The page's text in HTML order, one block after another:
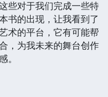
些对于我们完成一些特
书的出现，让我看到了
术的平台，它有可能帮
，为我未来的舞台创作
。